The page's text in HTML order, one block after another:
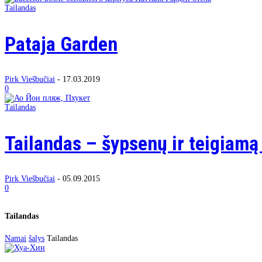
Tailandas
Pataja Garden
Pirk Viešbučiai - 17.03.2019
0
Tailandas
Tailandas – šypsenų ir
Pirk Viešbučiai - 05.09.2015
0
Tailandas
Namai šalys Tailandas